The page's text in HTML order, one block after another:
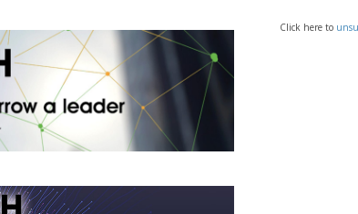
Click here to